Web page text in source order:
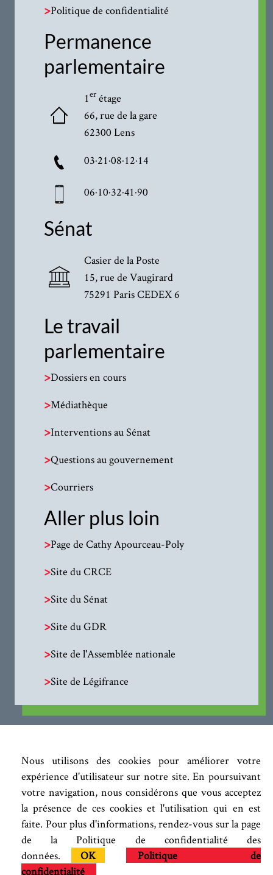
Nous utilisons des cookies pour améliorer votre
expérience d'utilisateur sur notre site. En poursuivant
votre navigation, nous considérons que vous acceptez
la présence de ces cookies et l'utilisation qui en est
faite. Pour plus d'informations, rendez-vous sur la page
de la Politique de confidentialité des
données.
OK
Politique de
confidentialité
>Politique de confidentialité
Permanence
parlementaire
1erétage
66, rue de la gare
62300 Lens
03·21·08·12·14
06·10·32·41·90
Sénat
Casier de la Poste
15, rue de Vaugirard
75291 Paris CEDEX 6
Le travail
parlementaire
>Dossiers en cours
>Médiathèque
>Interventions au Sénat
>Questions au gouvernement
>Courriers
Aller plus loin
>Page de Cathy Apourceau-Poly
>Site du CRCE
>Site du Sénat
>Site du GDR
>Site de l'Assemblée nationale
>Site de Légifrance